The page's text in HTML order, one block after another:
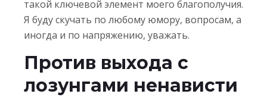
такой ключевой элемент моего благополучия.
Я буду скучать по любому юмору, вопросам, а
иногда и по напряжению, уважать.
Против выхода с
лозунгами ненависти